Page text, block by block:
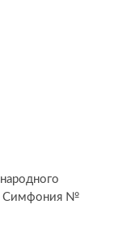
Симфония №